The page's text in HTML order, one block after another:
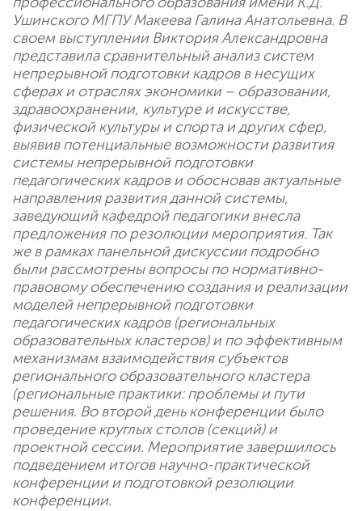
Ушинского МГПУ Макеева Галина Анатольевна. В
своем выступлении Виктория Александровна
представила сравнительный анализ систем
непрерывной подготовки кадров в несущих
сферах и отраслях экономики – образовании,
здравоохранении, культуре и искусстве,
физической культуры и спорта и других сфер,
выявив потенциальные возможности развития
системы непрерывной подготовки
педагогических кадров и обосновав актуальные
направления развития данной системы,
заведующий кафедрой педагогики внесла
предложения по резолюции мероприятия. Так
же в рамках панельной дискуссии подробно
были рассмотрены вопросы по нормативно-
правовому обеспечению создания и реализации
моделей непрерывной подготовки
педагогических кадров (региональных
образовательных кластеров) и по эффективным
механизмам взаимодействия субъектов
регионального образовательного кластера
(региональные практики: проблемы и пути
решения. Во второй день конференции было
проведение круглых столов (секций) и
проектной сессии. Мероприятие завершилось
подведением итогов научно-практической
конференции и подготовкой резолюции
конференции.